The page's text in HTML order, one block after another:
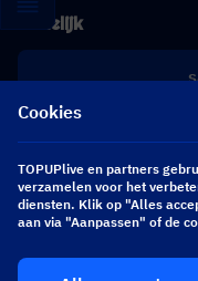
Zakelijk
[email protected]
Volg ons
Cookies
TOPUPlive en partners
verzamelen voor het
diensten. Klik op "Alles
aan via "Aanpassen" of de